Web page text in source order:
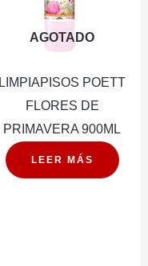
AGOTADO
LIMPIAPISOS POETT
FLORES DE
PRIMAVERA 900ML
LEER MÁS